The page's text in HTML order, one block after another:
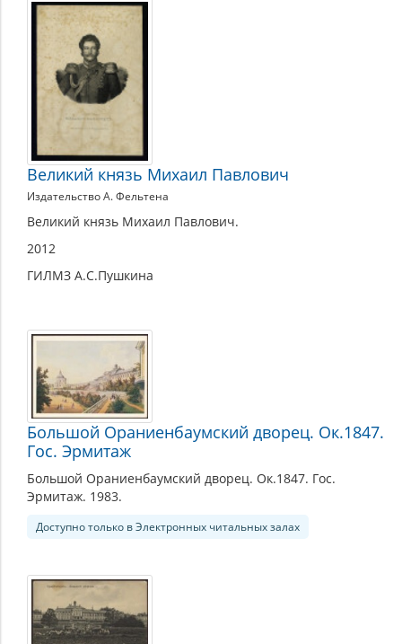
Великий князь Михаил Павлович
Издательство А. Фельтена
Великий князь Михаил Павлович.
2012
ГИЛМЗ А.С.Пушкина
Большой Ораниенбаумский дворец. Ок.1847.
Гос. Эрмитаж
Большой Ораниенбаумский дворец. Ок.1847. Гос.
Эрмитаж. 1983.
Доступно только в Электронных читальных залах